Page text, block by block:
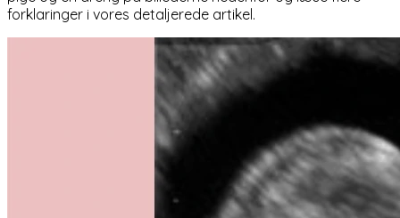
forklaringer i vores detaljerede artikel.